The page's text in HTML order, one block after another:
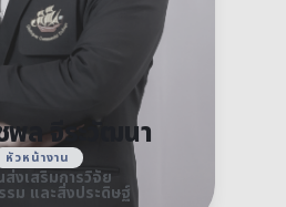
ล จีระวัฒนา
หัวหน้างาน
ส่งเสริมการวิจัย
รม และสิ่งประดิษฐ์